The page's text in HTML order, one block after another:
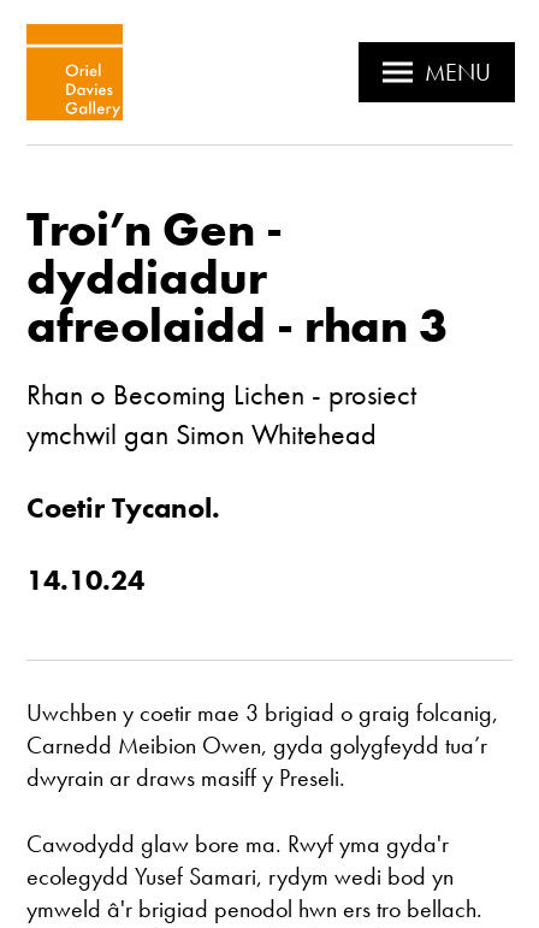
MENU
Troi’n Gen -
dyddiadur
afreolaidd - rhan 3
Rhan o Becoming Lichen - prosiect
ymchwil gan Simon Whitehead
Coetir Tycanol.
14.10.24
Uwchben y coetir mae 3 brigiad o graig folcanig,
Carnedd Meibion ​​Owen, gyda golygfeydd tua’r
dwyrain ar draws masiff y Preseli.
Cawodydd glaw bore ma. Rwyf yma gyda'r
ecolegydd Yusef Samari, rydym wedi bod yn
ymweld â'r brigiad penodol hwn ers tro bellach.